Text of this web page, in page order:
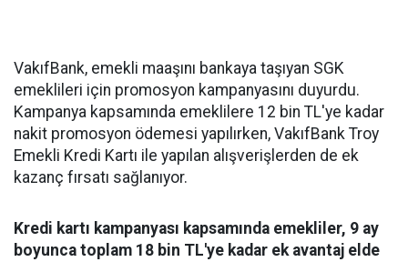
VakıfBank, emekli maaşını bankaya taşıyan SGK
emeklileri için promosyon kampanyasını duyurdu.
Kampanya kapsamında emeklilere 12 bin TL'ye kadar
nakit promosyon ödemesi yapılırken, VakıfBank Troy
Emekli Kredi Kartı ile yapılan alışverişlerden de ek
kazanç fırsatı sağlanıyor.
Kredi kartı kampanyası kapsamında emekliler, 9 ay
boyunca toplam 18 bin TL'ye kadar ek avantaj elde